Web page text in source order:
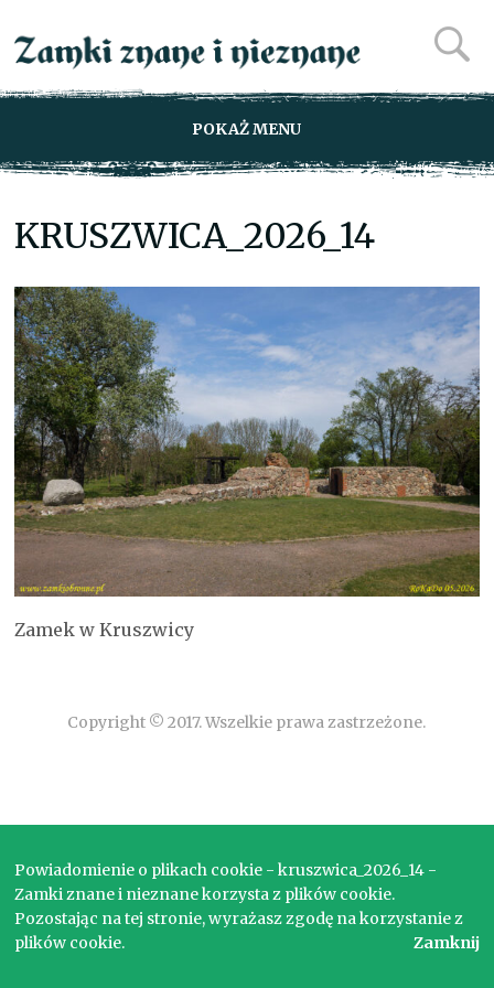
POKAŻ MENU
KRUSZWICA_2026_14
Zamek w Kruszwicy
Copyright © 2017. Wszelkie prawa zastrzeżone.
Powiadomienie o plikach cookie - kruszwica_2026_14 -
Zamki znane i nieznane korzysta z plików cookie.
Pozostając na tej stronie, wyrażasz zgodę na korzystanie z
plików cookie.
Zamknij